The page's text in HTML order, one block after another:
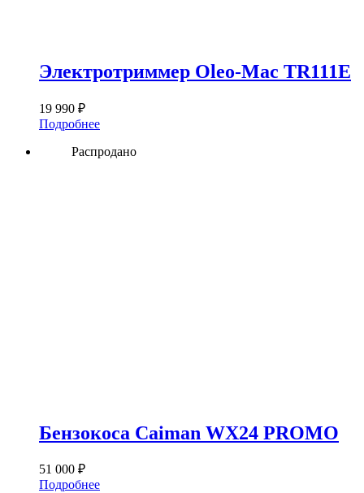
Электротриммер Oleo-Mac TR111E
19 990 ₽
Подробнее
Распродано
Бензокоса Caiman WX24 PROMO
51 000 ₽
Подробнее